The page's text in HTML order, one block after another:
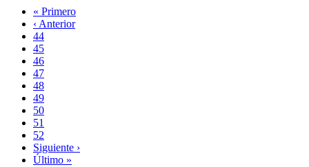
Paginación
Primera
página
« Primero
Página
anterior
‹ Anterior
Page
44
Page
45
Page
46
Page
47
Página
actual
48
Page
49
Page
50
Page
51
Page
52
Siguiente
página
Siguiente ›
Última
Último »